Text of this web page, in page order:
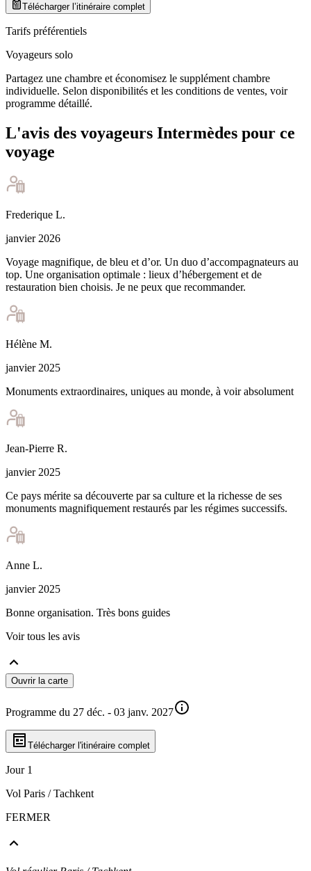
Télécharger l’itinéraire complet
Tarifs préférentiels
Voyageurs solo
Partagez une chambre et économisez le supplément chambre
individuelle. Selon disponibilités et les conditions de ventes, voir
programme détaillé.
L'avis des voyageurs Intermèdes pour ce
voyage
Frederique L.
janvier 2026
Voyage magnifique, de bleu et d’or. Un duo d’accompagnateurs au
top. Une organisation optimale : lieux d’hébergement et de
restauration bien choisis. Je ne peux que recommander.
Hélène M.
janvier 2025
Monuments extraordinaires, uniques au monde, à voir absolument
Jean-Pierre R.
janvier 2025
Ce pays mérite sa découverte par sa culture et la richesse de ses
monuments magnifiquement restaurés par les régimes successifs.
Anne L.
janvier 2025
Bonne organisation. Très bons guides
Voir tous les avis
Ouvrir la carte
Programme du 27 déc. - 03 janv. 2027
Télécharger l'itinéraire complet
Jour 1
Vol Paris / Tachkent
FERMER